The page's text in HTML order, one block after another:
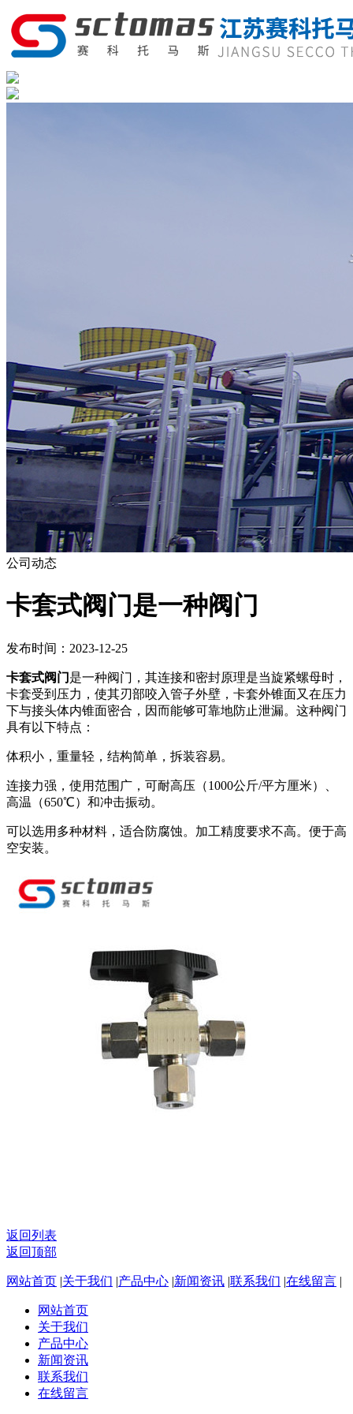
公司动态
卡套式阀门是一种阀门
发布时间：2023-12-25
卡套式阀门 是一种阀门，其连接和密封原理是当旋紧螺母时，
卡套受到压力，使其刃部咬入管子外壁，卡套外锥面又在压力
下与接头体内锥面密合，因而能够可靠地防止泄漏。这种阀门
具有以下特点：
体积小，重量轻，结构简单，拆装容易。
连接力强，使用范围广，可耐高压（1000公斤/平方厘米）、
高温（650℃）和冲击振动。
可以选用多种材料，适合防腐蚀。加工精度要求不高。便于高
空安装。
返回列表
返回顶部
网站首页 |关于我们 |产品中心 |新闻资讯 |联系我们 |在线留言 |
网站首页
关于我们
产品中心
新闻资讯
联系我们
在线留言